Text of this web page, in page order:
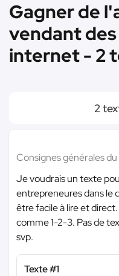
Gagner de
vendant
internet - 2
2
Consignes générales du
Je voudrais un texte
entrepreneures dans le
être facile à lire et
comme 1-2-3. Pas de
svp.
Texte #1